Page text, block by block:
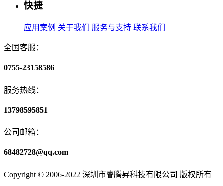
快捷
应用案例 关于我们 服务与支持 联系我们
全国客服：
0755-23158586
服务热线：
13798595851
公司邮箱：
68482728@qq.com
Copyright © 2006-2022 深圳市睿腾昇科技有限公司 版权所有